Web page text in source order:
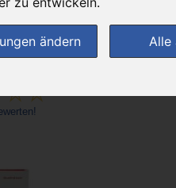
ändern Alle